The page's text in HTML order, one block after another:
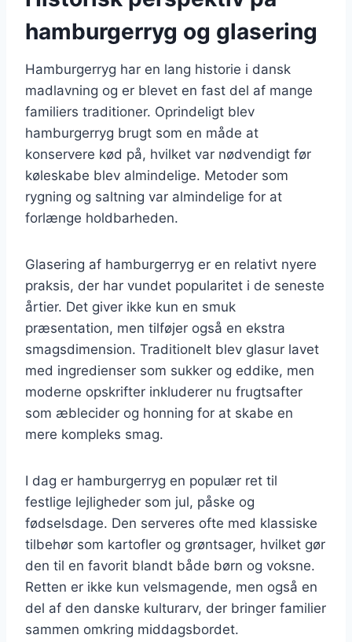
hamburgerryg og glasering
Hamburgerryg har en lang historie i dansk
madlavning og er blevet en fast del af mange
familiers traditioner. Oprindeligt blev
hamburgerryg brugt som en måde at
konservere kød på, hvilket var nødvendigt før
køleskabe blev almindelige. Metoder som
rygning og saltning var almindelige for at
forlænge holdbarheden.
Glasering af hamburgerryg er en relativt nyere
praksis, der har vundet popularitet i de seneste
årtier. Det giver ikke kun en smuk
præsentation, men tilføjer også en ekstra
smagsdimension. Traditionelt blev glasur lavet
med ingredienser som sukker og eddike, men
moderne opskrifter inkluderer nu frugtsafter
som æblecider og honning for at skabe en
mere kompleks smag.
I dag er hamburgerryg en populær ret til
festlige lejligheder som jul, påske og
fødselsdage. Den serveres ofte med klassiske
tilbehør som kartofler og grøntsager, hvilket gør
den til en favorit blandt både børn og voksne.
Retten er ikke kun velsmagende, men også en
del af den danske kulturarv, der bringer familier
sammen omkring middagsbordet.